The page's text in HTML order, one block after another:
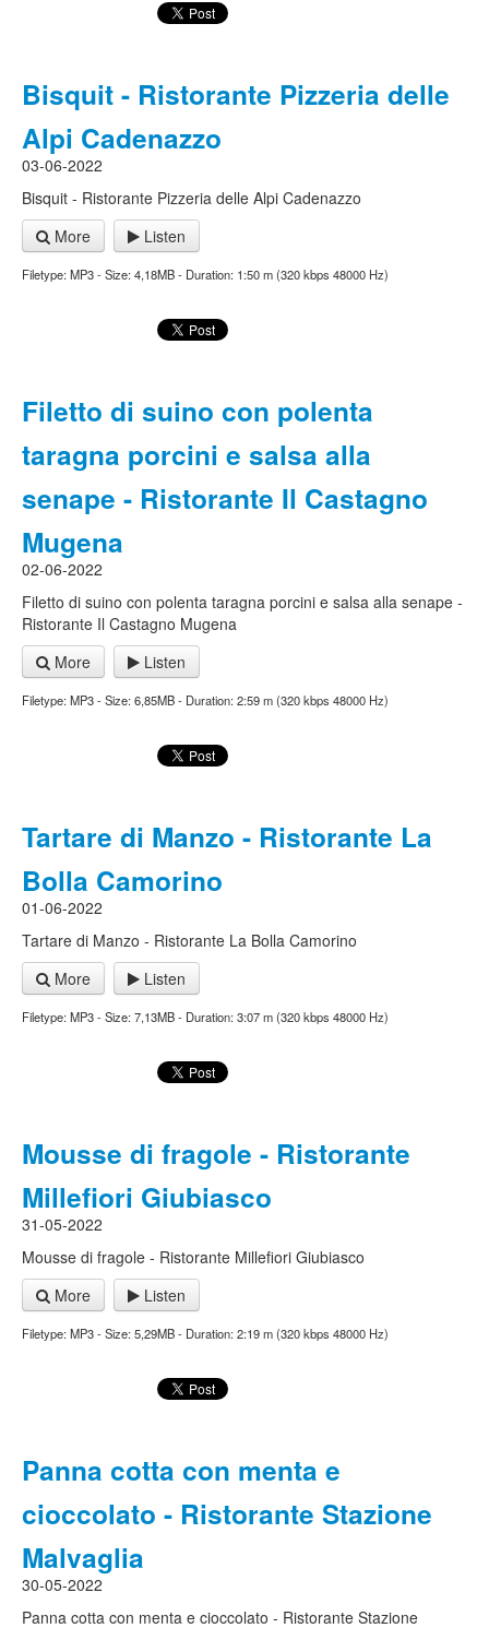
Bisquit - Ristorante Pizzeria delle
Alpi Cadenazzo
03-06-2022
Bisquit - Ristorante Pizzeria delle Alpi Cadenazzo
More
Listen
Filetype: MP3 - Size: 4,18MB - Duration: 1:50 m (320 kbps 48000 Hz)
Filetto di suino con polenta
taragna porcini e salsa alla
senape - Ristorante Il Castagno
Mugena
02-06-2022
Filetto di suino con polenta taragna porcini e salsa alla senape -
Ristorante Il Castagno Mugena
More
Listen
Filetype: MP3 - Size: 6,85MB - Duration: 2:59 m (320 kbps 48000 Hz)
Tartare di Manzo - Ristorante La
Bolla Camorino
01-06-2022
Tartare di Manzo - Ristorante La Bolla Camorino
More
Listen
Filetype: MP3 - Size: 7,13MB - Duration: 3:07 m (320 kbps 48000 Hz)
Mousse di fragole - Ristorante
Millefiori Giubiasco
31-05-2022
Mousse di fragole - Ristorante Millefiori Giubiasco
More
Listen
Filetype: MP3 - Size: 5,29MB - Duration: 2:19 m (320 kbps 48000 Hz)
Panna cotta con menta e
cioccolato - Ristorante Stazione
Malvaglia
30-05-2022
Panna cotta con menta e cioccolato - Ristorante Stazione